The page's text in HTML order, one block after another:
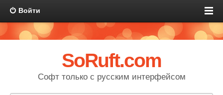
Войти
SoRuft.com
Софт только с русским интерфейсом